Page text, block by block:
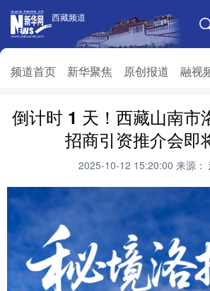
西藏频道
频道首页 新华聚焦 原创报道 融视
西藏频道
频道栏目
频道首页 新华聚焦 原创报
新华炫图
新华访谈 新华云
生态西藏 文化旅
推广信息
倒计时 1 天！西藏山南市
招商引资推介会即
2025-10-12 15:20:00 来源：